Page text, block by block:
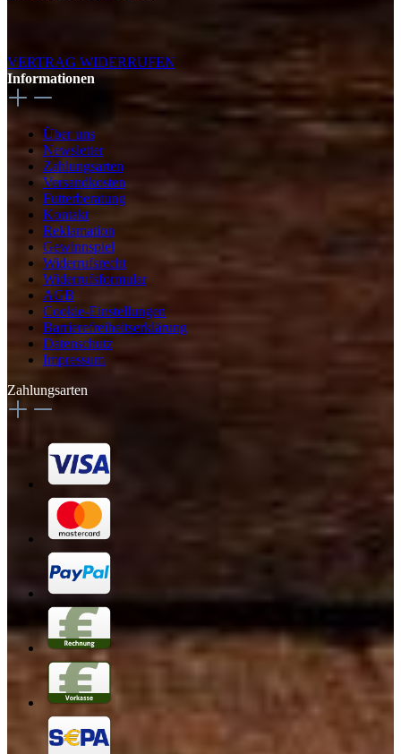
VERTRAG WIDERRUFEN
Informationen
Über uns
Newsletter
Zahlungsarten
Versandkosten
Futterberatung
Kontakt
Reklamation
Gewinnspiel
Widerrufsrecht
Widerrufsformular
AGB
Cookie-Einstellungen
Barrierefreiheitserklärung
Datenschutz
Impressum
Zahlungsarten